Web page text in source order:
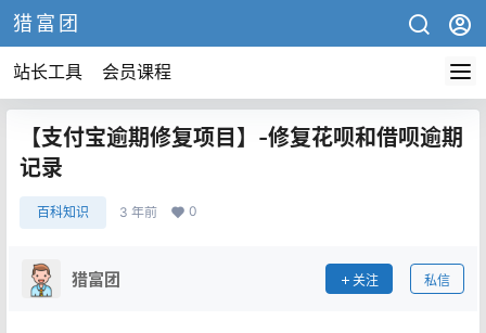
猎富团
站长工具 会员课程
【支付宝逾期修复项目】-修复花呗和借呗逾期
记录
百科知识 3 年前 0
猎富团 关注 私信